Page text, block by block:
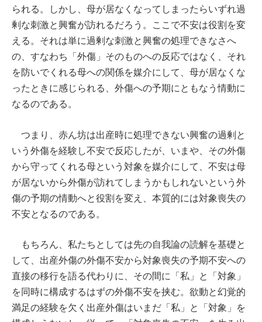
られる。しかし、母が居なくなってしまったらいずれ過
剰な刺激と興奮が訪れるだろう。ここで不安は役割を変
える。それは単に過剰な刺激と興奮の処理できなさへ
の、すなわち「外傷」そのものへの反応ではなく、それ
を防いでくれる母への関係を媒介にして、母が居なくな
ったときに感じられる、外傷への予期にともなう情動に
なるのである。
つまり、赤ん坊は出産時に処理できない興奮の過剰と
いう外傷を経験し不安で反応したが、いまや、その外傷
から守ってくれる母という対象を媒介にして、不安は母
が居ないから外傷が訪れてしまうかもしれないという外
傷の予期の情動へと役割を変え、本質的には対象喪失の
不安となるのである。
もちろん、私たちとしては先の自我論の読解を基礎と
して、出産外傷の外傷不安から対象喪失の予期不安への
直接の移行を語る代わりに、その間に「私」と「対象」
を同時に構成するはずの外傷不安を挟む。欲動と幻覚的
満足の経験を欠く出産外傷はいまだ「私」と「対象」を